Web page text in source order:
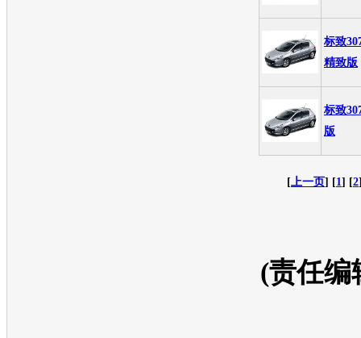
标致
精致版
标致
版
[ 上一页] [1] [2
(责任编